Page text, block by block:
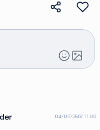
04/06/2567 11:06